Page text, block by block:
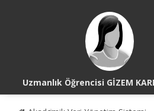
Uzmanlık Öğrencisi GİZEM